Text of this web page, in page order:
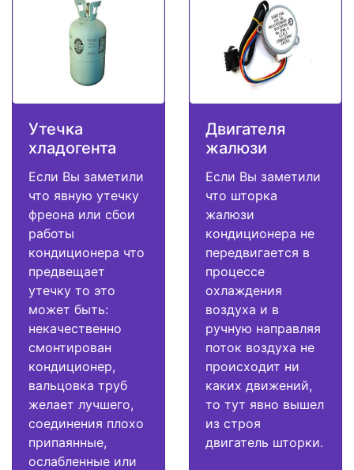
Утечка
хладогента
Если Вы заметили
что явную утечку
фреона или сбои
работы
кондиционера что
предвещает
утечку то это
может быть:
некачественно
смонтирован
кондиционер,
вальцовка труб
желает лучшего,
соединения плохо
припаянные,
ослабленные или
Двигателя
жалюзи
Если Вы заметили
что шторка
жалюзи
кондиционера не
передвигается в
процессе
охлаждения
воздуха и в
ручную направляя
поток воздуха не
происходит ни
каких движений,
то тут явно вышел
из строя
двигатель шторки.